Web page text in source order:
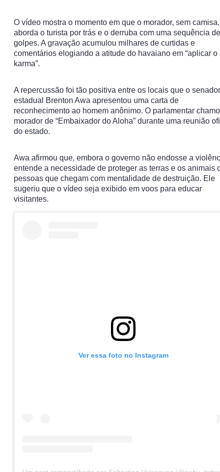
O vídeo mostra o momento em que o morador, sem camisa,
aborda o turista por trás e o derruba com uma sequência de
golpes. A gravação acumulou milhares de curtidas e
comentários elogiando a atitude do havaiano em “aplicar o
karma”.
A repercussão foi tão positiva entre os locais que o senador
estadual Brenton Awa apresentou uma carta de
reconhecimento ao homem anônimo. O parlamentar
morador de “Embaixador do Aloha” durante uma reunião
do estado.
Awa afirmou que, embora o governo não endosse a
entende a necessidade de proteger as terras e os animais
pessoas que chegam com mentalidade de destruição. Ele
sugeriu que o vídeo seja exibido em voos para educar
visitantes.
Ver essa foto no Instagram